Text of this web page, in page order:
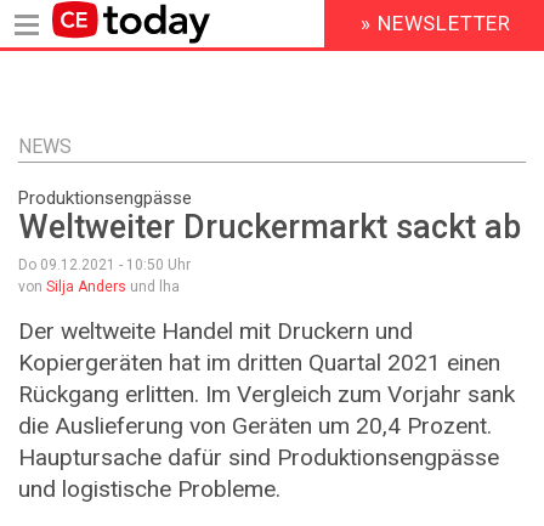
Inhalt
HEADER
MENU
» NEWSLETTER
NEWS
Produktionsengpässe
Weltweiter Druckermarkt sackt ab
Do 09.12.2021 - 10:50 Uhr
von Silja Anders und lha
Der weltweite Handel mit Druckern und
Kopiergeräten hat im dritten Quartal 2021 einen
Rückgang erlitten. Im Vergleich zum Vorjahr sank
die Auslieferung von Geräten um 20,4 Prozent.
Hauptursache dafür sind Produktionsengpässe
und logistische Probleme.